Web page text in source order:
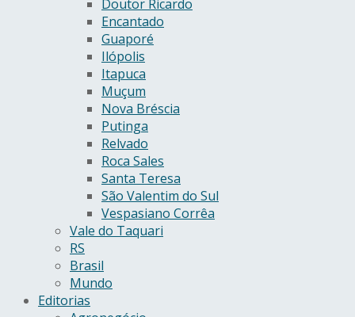
Doutor Ricardo
Encantado
Guaporé
Ilópolis
Itapuca
Muçum
Nova Bréscia
Putinga
Relvado
Roca Sales
Santa Teresa
São Valentim do Sul
Vespasiano Corrêa
Vale do Taquari
RS
Brasil
Mundo
Editorias